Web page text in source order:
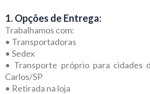
1. Opções de Entrega:
Trabalhamos com:
• Transportadoras
• Sedex
• Transporte próprio para cidades
Carlos/SP
• Retirada na loja